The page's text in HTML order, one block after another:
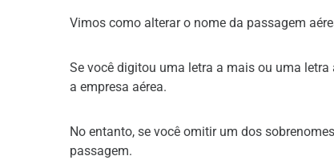
Vimos como alterar o nome da passagem
Se você digitou uma letra a mais ou uma
a empresa aérea.
No entanto, se você omitir um dos
passagem.